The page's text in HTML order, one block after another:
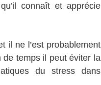
connaît et apprécie
il ne l’est probablement
temps il peut éviter la
du stress dans